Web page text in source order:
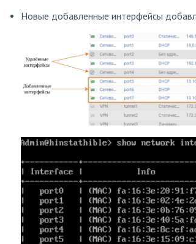
Новые добавленные интерфейсы